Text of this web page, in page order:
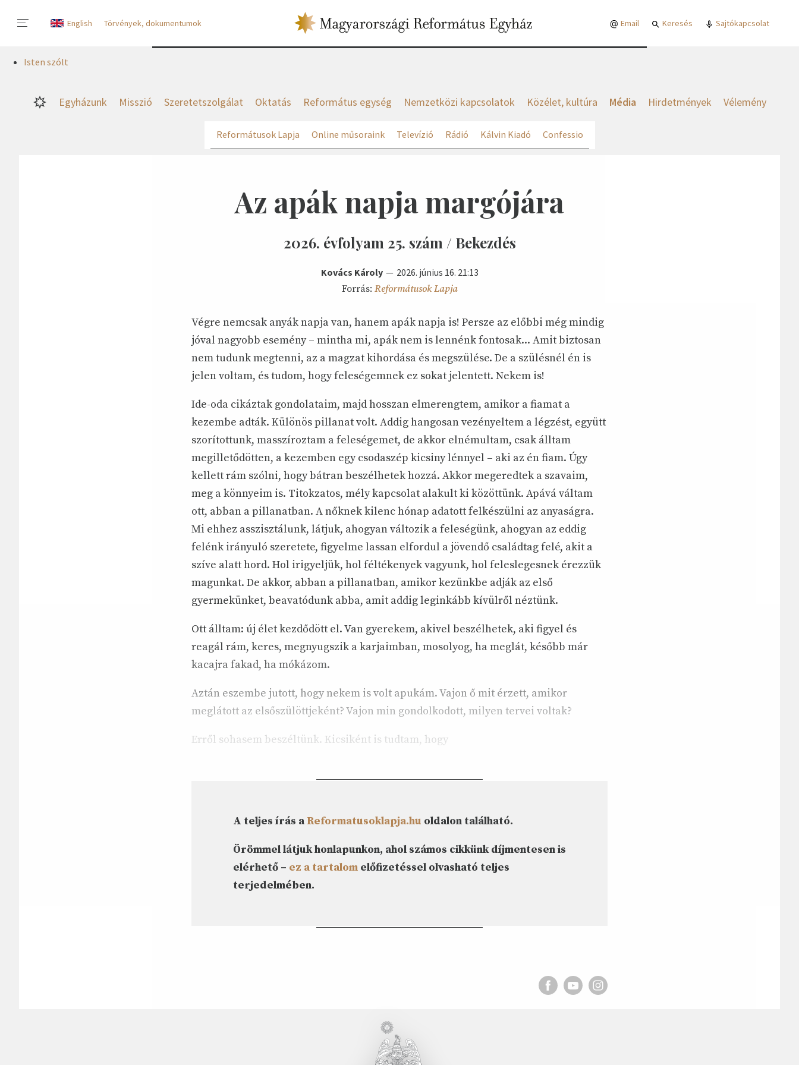
English Törvények, dokumentumok Email Keresés Sajtókapcsolat
Isten szólt
Egyházunk Misszió Szeretetszolgálat Oktatás Református egység Nemzetközi kapcsolatok Közélet, kultúra Média Hirdetmények Vélemény
Reformátusok Lapja Online műsoraink Televízió Rádió Kálvin Kiadó Confessio
Az apák napja margójára
2026. évfolyam 25. szám / Bekezdés
Kovács Károly
2026. június 16. 21:13
Forrás: Reformátusok Lapja
Végre nemcsak anyák napja van, hanem apák napja is! Persze az előbbi még mindig
jóval nagyobb esemény – mintha mi, apák nem is lennénk fontosak... Amit biztosan
nem tudunk megtenni, az a magzat kihordása és megszülése. De a szülésnél én is
jelen voltam, és tudom, hogy feleségemnek ez sokat jelentett. Nekem is!
Ide-oda cikáztak gondolataim, majd hosszan elmerengtem, amikor a fiamat a
kezembe adták. Különös pillanat volt. Addig hangosan vezényeltem a légzést, együtt
szorítottunk, masszíroztam a feleségemet, de akkor elnémultam, csak álltam
megilletődötten, a kezemben egy csodaszép kicsiny lénnyel – aki az én fiam. Úgy
kellett rám szólni, hogy bátran beszélhetek hozzá. Akkor megeredtek a szavaim,
meg a könnyeim is. Titokzatos, mély kapcsolat alakult ki közöttünk. Apává váltam
ott, abban a pillanatban. A nőknek kilenc hónap adatott felkészülni az anyaságra.
Mi ehhez asszisztálunk, látjuk, ahogyan változik a feleségünk, ahogyan az eddig
felénk irányuló szeretete, figyelme lassan elfordul a jövendő családtag felé, akit a
szíve alatt hord. Hol irigyeljük, hol féltékenyek vagyunk, hol feleslegesnek érezzük
magunkat. De akkor, abban a pillanatban, amikor kezünkbe adják az első
gyermekünket, beavatódunk abba, amit addig leginkább kívülről néztünk.
Ott álltam: új élet kezdődött el. Van gyerekem, akivel beszélhetek, aki figyel és
reagál rám, keres, megnyugszik a karjaimban, mosolyog, ha meglát, később már
kacajra fakad, ha mókázom.
Aztán eszembe jutott, hogy nekem is volt apukám. Vajon ő mit érzett, amikor
meglátott az elsőszülöttjeként? Vajon min gondolkodott, milyen tervei voltak?
Erről sohasem beszéltünk. Kicsiként is tudtam, hogy
A teljes írás a Reformatusoklapja.hu oldalon található.
Örömmel látjuk honlapunkon, ahol számos cikkünk díjmentesen is
elérhető – ez a tartalom előfizetéssel olvasható teljes
terjedelmében.